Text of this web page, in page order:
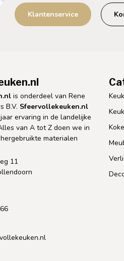
Klantenservice
is onderdeel van Rene
B.V. Sfeervollekeuken.nl
ervaring in de landelijke
van A tot Z doen we in
materialen
11